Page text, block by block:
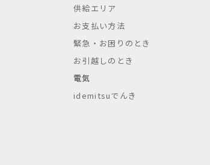
供給エリア
お支払い方法
緊急・お困りのとき
お引越しのとき
電気
idemitsuでんき